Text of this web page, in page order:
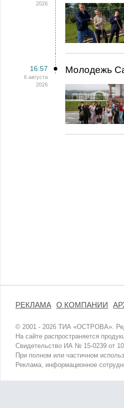
2026
16:57
6 августа
2026
Молодежь
РЕКЛАМА О КОМПАНИИ
© 2001 - 2026 ТИА «ОСТРОВА».
На сайте распространяется
Свидетельство ИА № 15-0239 от
При полном или частичном
Реклама, информационное